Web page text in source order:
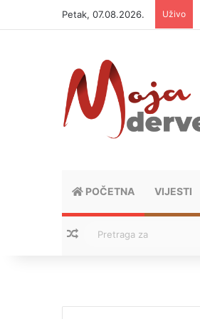
Petak, 07.08.2026. Uživo
POČETNA VIJESTI
Nasumični tekstovi